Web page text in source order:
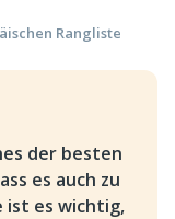
Rangliste
der besten
es auch zu
ist es wichtig,